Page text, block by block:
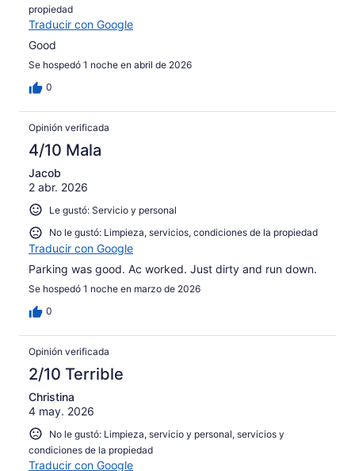
propiedad
Traducir con Google
Good
Se hospedó 1 noche en abril de 2026
0
Opinión verificada
4/10 Mala
Jacob
2 abr. 2026
Le gustó: Servicio y personal
No le gustó: Limpieza, servicios, condiciones de la propiedad
Traducir con Google
Parking was good. Ac worked. Just dirty and run down.
Se hospedó 1 noche en marzo de 2026
0
Opinión verificada
2/10 Terrible
Christina
4 may. 2026
No le gustó: Limpieza, servicio y personal, servicios y
condiciones de la propiedad
Traducir con Google